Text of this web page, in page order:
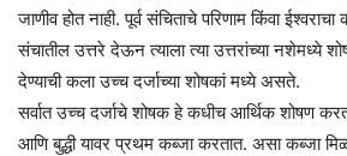
जाणीव होत नाही. पूर्व संचिताचे परिणाम किंवा
संचातील उत्तरे देऊन त्याला त्या उत्तरांच्या नशेमध्ये
देण्याची कला उच्च दर्जाच्या शोषकां मध्ये असते.
सर्वात उच्च दर्जाचे शोषक हे कधीच आर्थिक शोषण करत
आणि बुद्धी यावर प्रथम कब्जा करतात. असा कब्जा